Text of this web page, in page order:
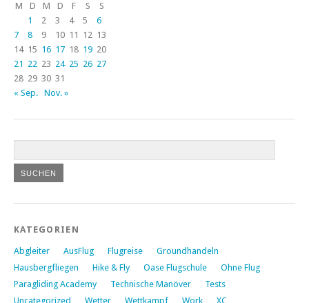
M
D M D F S
S
1
2 3 4 5
6
7
8 9 10 11 12 13
14 15 16 17 18 19 20
21 22 23 24 25 26 27
28 29 30 31
« Sep. Nov. »
KATEGORIEN
Abgleiter AusFlug Flugreise
Groundhandeln
Hausbergfliegen
Hike & Fly Oase Flugschule
Ohne Flug
Paragliding Academy
Technische Manöver
Tests
Uncategorized
Wetter Wettkampf Work XC